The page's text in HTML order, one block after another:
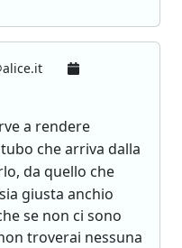
a rendere
che arriva dalla
da quello che
giusta anchio
se non ci sono
troverai nessuna